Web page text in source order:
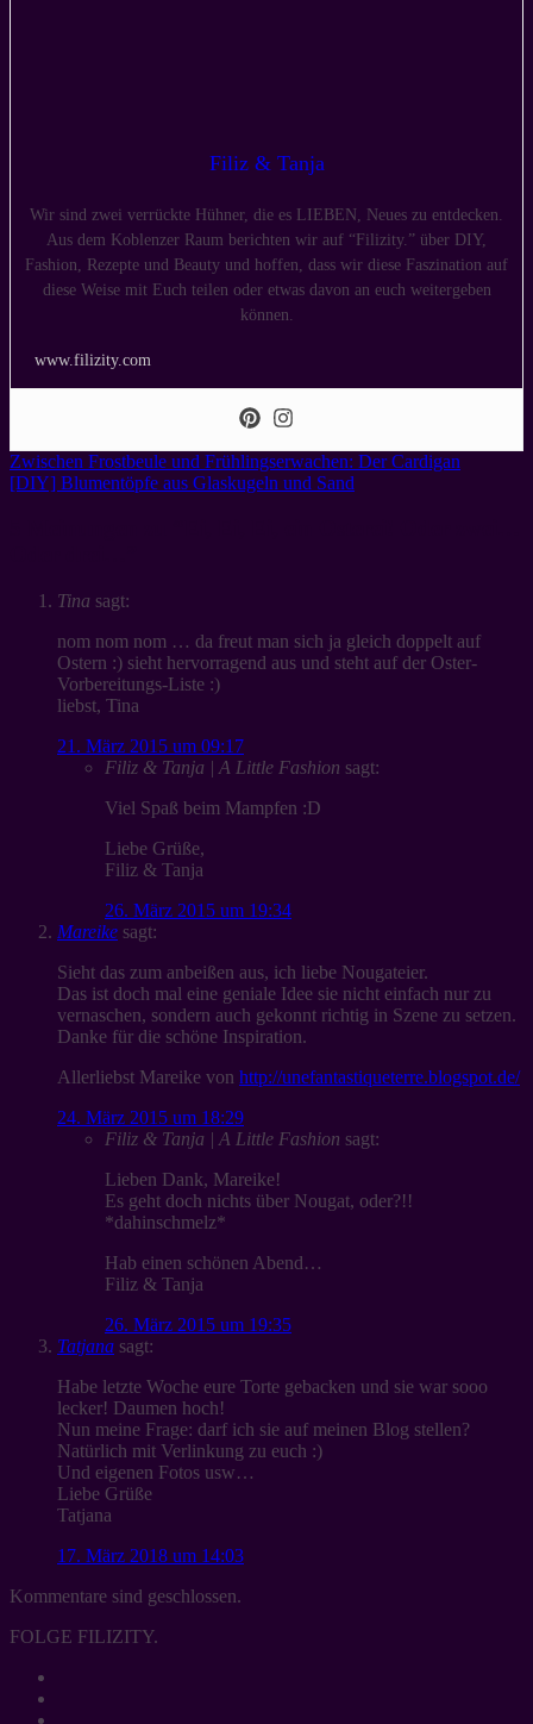
Filiz & Tanja
Wir sind zwei verrückte Hühner, die es LIEBEN, Neues zu entdecken.
Aus dem Koblenzer Raum berichten wir auf “Filizity.” über DIY,
Fashion, Rezepte und Beauty und hoffen, dass wir diese Faszination auf
diese Weise mit Euch teilen oder etwas davon an euch weitergeben
können.
www.filizity.com
Zwischen Frostbeule und Frühlingserwachen: Der Cardigan
[DIY] Blumentöpfe aus Glaskugeln und Sand
Tina sagt:
nom nom nom … da freut man sich ja gleich doppelt auf
Ostern :) sieht hervorragend aus und steht auf der Oster-
Vorbereitungs-Liste :)
liebst, Tina
21. März 2015 um 09:17
Filiz & Tanja | A Little Fashion sagt:
Viel Spaß beim Mampfen :D
Liebe Grüße,
Filiz & Tanja
26. März 2015 um 19:34
Mareike sagt:
Sieht das zum anbeißen aus, ich liebe Nougateier.
Das ist doch mal eine geniale Idee sie nicht einfach nur zu
vernaschen, sondern auch gekonnt richtig in Szene zu setzen.
Danke für die schöne Inspiration.
Allerliebst Mareike von http://unefantastiqueterre.blogspot.de/
24. März 2015 um 18:29
Filiz & Tanja | A Little Fashion sagt:
Lieben Dank, Mareike!
Es geht doch nichts über Nougat, oder?!!
*dahinschmelz*
Hab einen schönen Abend…
Filiz & Tanja
26. März 2015 um 19:35
Tatjana sagt:
Habe letzte Woche eure Torte gebacken und sie war sooo
lecker! Daumen hoch!
Nun meine Frage: darf ich sie auf meinen Blog stellen?
Natürlich mit Verlinkung zu euch :)
Und eigenen Fotos usw…
Liebe Grüße
Tatjana
17. März 2018 um 14:03
Kommentare sind geschlossen.
FOLGE FILIZITY.